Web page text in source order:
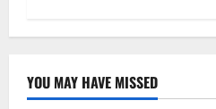
YOU MAY HAVE MISSED